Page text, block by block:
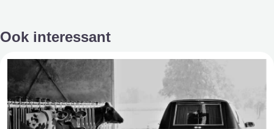
Ook interessant